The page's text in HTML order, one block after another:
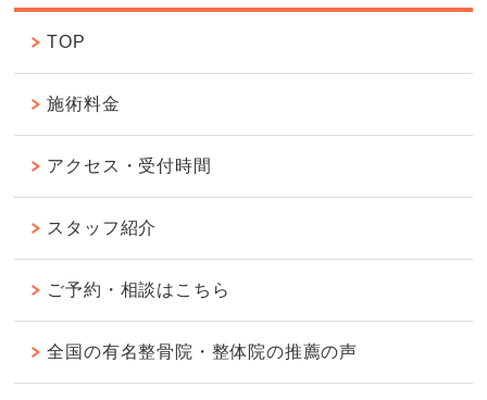
TOP
施術料金
アクセス・受付時間
スタッフ紹介
ご予約・相談はこちら
全国の有名整骨院・整体院の推薦の声